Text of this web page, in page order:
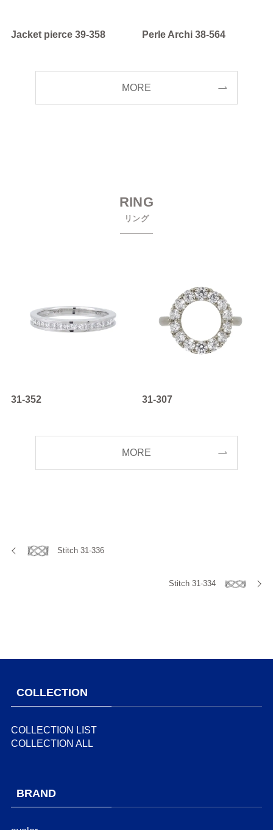
Jacket pierce 39-358 Perle Archi 38-564
MORE
RING
リング
31-352 31-307
MORE
Stitch 31-336
Stitch 31-334
COLLECTION
COLLECTION LIST
COLLECTION ALL
BRAND